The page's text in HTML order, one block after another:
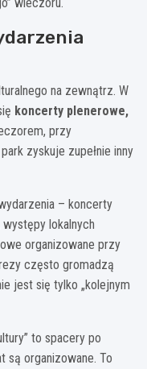
na zewnątrz. W
koncerty plenerowe,
przy
zyskuje zupełnie inny
– koncerty
lokalnych
organizowane przy
często gromadzą
jest się tylko „kolejnym
to spacery po
są organizowane. To